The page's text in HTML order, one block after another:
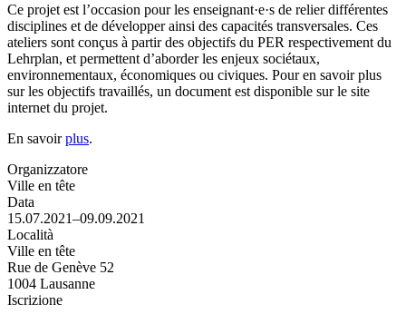
Ce projet est l’occasion pour les enseignant·e·s de relier différentes
disciplines et de développer ainsi des capacités transversales. Ces
ateliers sont conçus à partir des objectifs du PER respectivement du
Lehrplan, et permettent d’aborder les enjeux sociétaux,
environnementaux, économiques ou civiques. Pour en savoir plus
sur les objectifs travaillés, un document est disponible sur le site
internet du projet.
En savoirplus.
Organizzatore
Ville en tête
Data
15.07.2021–09.09.2021
Località
Ville en tête
Rue de Genève 52
1004 Lausanne
Iscrizione